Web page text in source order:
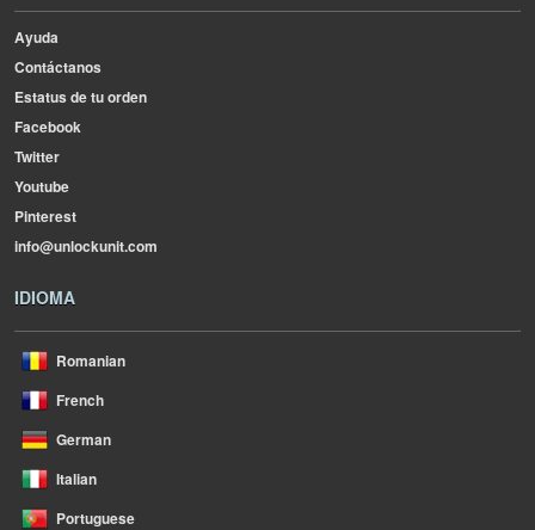
Ayuda
Contáctanos
Estatus de tu orden
Facebook
Twitter
Youtube
Pinterest
info@unlockunit.com
IDIOMA
Romanian
French
German
Italian
Portuguese